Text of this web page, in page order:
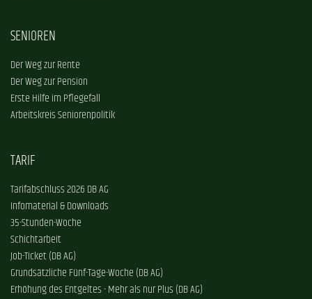
SENIOREN
Der Weg zur Rente
Der Weg zur Pension
Erste Hilfe im Pflegefall
Arbeitskreis Seniorenpolitik
TARIF
Tarifabschluss 2026 DB AG
Infomaterial & Downloads
35-Stunden-Woche
Schichtarbeit
Job-Ticket (DB AG)
Grundsätzliche Fünf-Tage-Woche (DB AG)
Erhöhung des Entgeltes - Mehr als nur Plus (DB AG)